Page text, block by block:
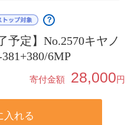
？
予定】No.2570キヤノ
6MP
寄付金額 28,000円
入れる